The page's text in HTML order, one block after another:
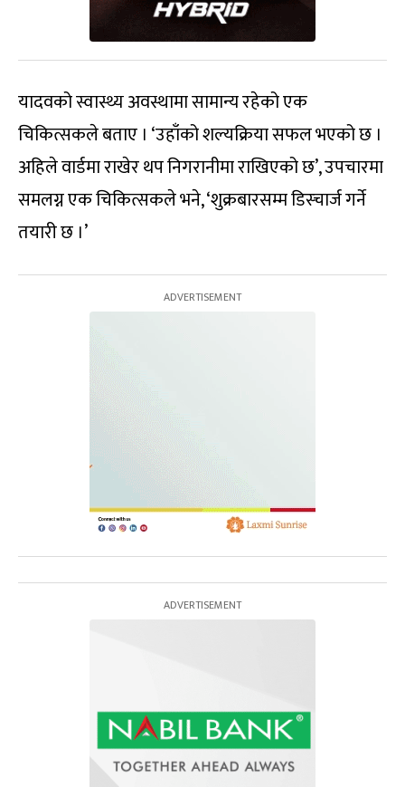
यादवको स्वास्थ्य अवस्थामा सामान्य रहेको एक
चिकित्सकले बताए । ‘उहाँको शल्यक्रिया सफल भएको छ ।
अहिले वार्डमा राखेर थप निगरानीमा राखिएको छ’, उपचारमा
समलग्न एक चिकित्सकले भने, ‘शुक्रबारसम्म डिस्चार्ज गर्ने
तयारी छ ।’